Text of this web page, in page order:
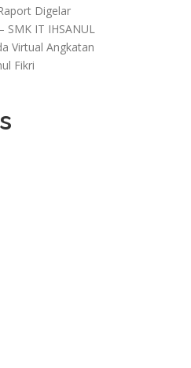
Digelar
SMK IT IHSANUL
Virtual Angkatan
Fikri